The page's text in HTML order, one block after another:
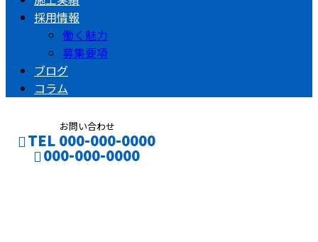
採用情報
働く魅力
募集要項
ブログ
コラム
お問い合わせ
TEL 000-000-0000
000-000-0000